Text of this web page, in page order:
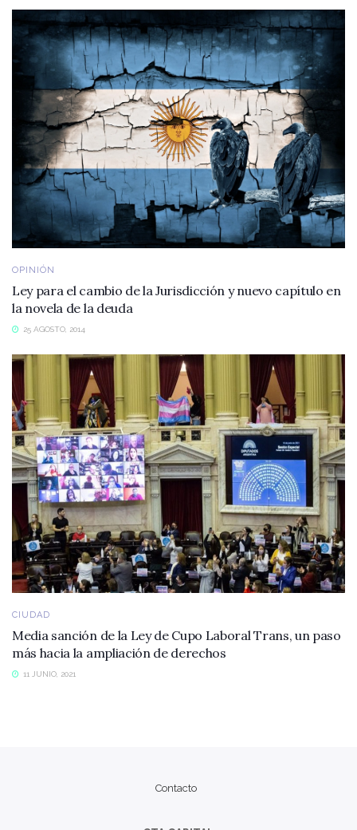
OPINIÓN
Ley para el cambio de la Jurisdicción y nuevo capítulo en
la novela de la deuda
25 AGOSTO, 2014
CIUDAD
Media sanción de la Ley de Cupo Laboral Trans, un paso
más hacia la ampliación de derechos
11 JUNIO, 2021
Contacto